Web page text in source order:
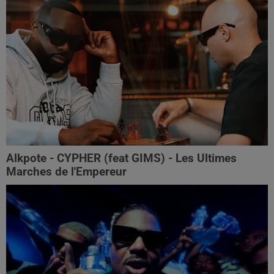
Alkpote - CYPHER (feat GIMS) - Les Ultimes
Marches de l'Empereur